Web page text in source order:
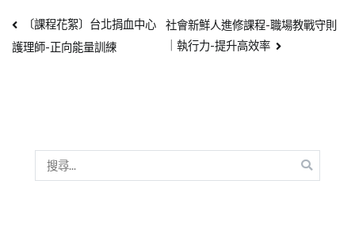
〔課程花絮〕台北捐血中心
護理師-正向能量訓練
社會新鮮人進修課程-職場教戰守則
｜執行力-提升高效率